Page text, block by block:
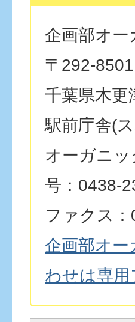
企画部オ
〒292-8501
千葉県木更
駅前庁舎(
オーガニ
号：0438-
ファクス
企画部オ
わせは専